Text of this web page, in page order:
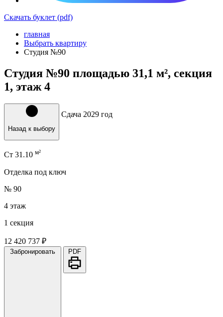
Скачать буклет (pdf)
главная
Выбрать квартиру
Студия №90
Студия №90 площадью 31,1 м², секция
1, этаж 4
Назад к выбору
Сдача 2029 год
Ст 31.10 м²
Отделка под ключ
№ 90
4 этаж
1 секция
12 420 737 ₽
Забронировать PDF